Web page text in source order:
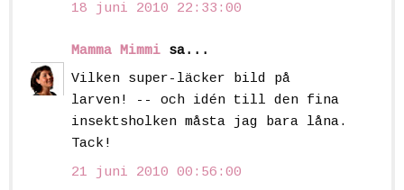
18 juni 2010 22:33:00
Mamma Mimmi sa...
Vilken super-läcker bild på
larven! -- och idén till den fina
insektsholken måsta jag bara låna.
Tack!
21 juni 2010 00:56:00